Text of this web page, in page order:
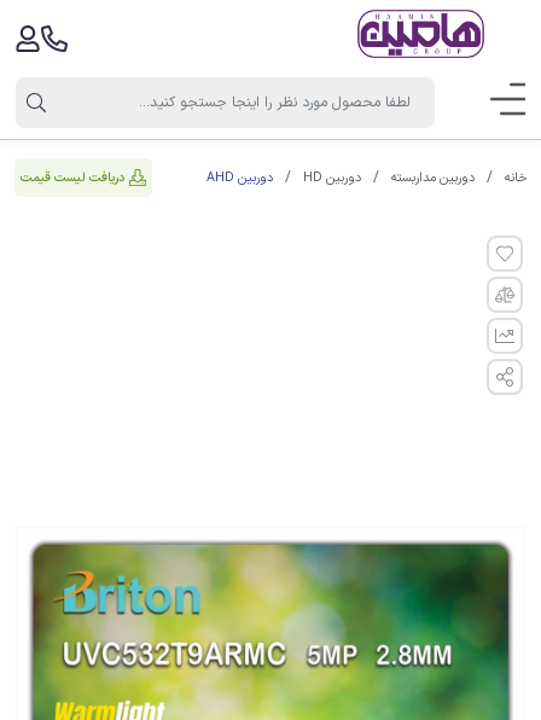
خانه دوربین مداربسته دوربین HD دوربین AHD دریافت لیست قیمت